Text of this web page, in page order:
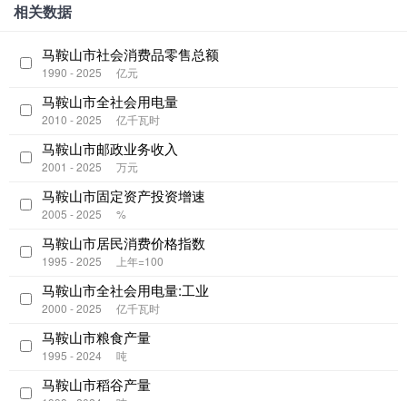
相关数据
马鞍山市社会消费品零售总额
1990 - 2025 亿元
马鞍山市全社会用电量
2010 - 2025 亿千瓦时
马鞍山市邮政业务收入
2001 - 2025 万元
马鞍山市固定资产投资增速
2005 - 2025 %
马鞍山市居民消费价格指数
1995 - 2025 上年=100
马鞍山市全社会用电量:工业
2000 - 2025 亿千瓦时
马鞍山市粮食产量
1995 - 2024 吨
马鞍山市稻谷产量